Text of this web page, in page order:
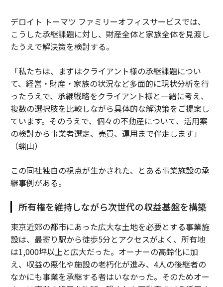
デロイト トーマツ ファミリーオフィスサービスでは、
こうした承継課題に対し、財産全体と家族全体を見渡し
たうえで解決策を検討する。
「私たちは、まずはクライアント様の承継課題につい
て、経営・財産・家族の状況など多面的に現状分析を行
ったうえで、承継戦略をクライアント様と一緒に考え、
複数の選択肢を比較しながら具体的な解決策をご提案し
ています。そのうえで、個々の不動産について、活用案
の検討から事業者選定、売買、運用まで伴走します」
（蝋山）
この同社独自の視点が生かされた、とある事業施設の承
継事例がある。
所有権を維持しながら次世代の収益基盤を構築
東京近郊の都市にあった広大な土地を必要とする事業施
設は、最寄り駅から徒歩5分とアクセスがよく、所有地
は1,000坪以上と広大だった。オーナーの高齢化に加
え、収益の悪化や施設の老朽化が進み、4人の後継者の
なかにも事業を承継する者はいなかった。そのためオー